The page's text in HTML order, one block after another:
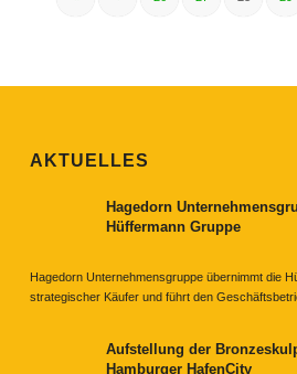
AKTUELLES
Hagedorn
Hüffermann Gruppe
Hagedorn Unternehmensgruppe übernimmt die
strategischer Käufer und führt den
Aufstellung der
Hamburger HafenCity